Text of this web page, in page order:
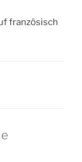
französisch